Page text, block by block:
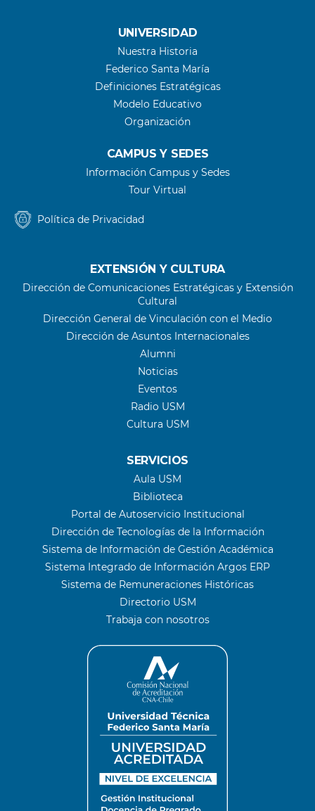
UNIVERSIDAD
Nuestra Historia
Federico Santa María
Definiciones Estratégicas
Modelo Educativo
Organización
CAMPUS Y SEDES
Información Campus y Sedes
Tour Virtual
Política de Privacidad
EXTENSIÓN Y CULTURA
Dirección de Comunicaciones Estratégicas y Extensión
Cultural
Dirección General de Vinculación con el Medio
Dirección de Asuntos Internacionales
Alumni
Noticias
Eventos
Radio USM
Cultura USM
SERVICIOS
Aula USM
Biblioteca
Portal de Autoservicio Institucional
Dirección de Tecnologías de la Información
Sistema de Información de Gestión Académica
Sistema Integrado de Información Argos ERP
Sistema de Remuneraciones Históricas
Directorio USM
Trabaja con nosotros